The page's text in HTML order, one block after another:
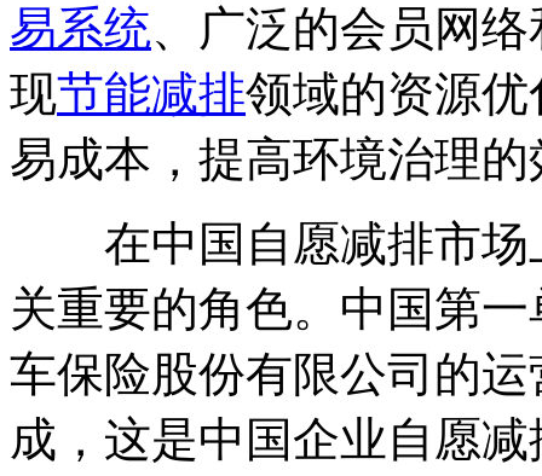
易系统、广泛的会员网
现节能减排领域的资源
易成本，提高环境治理的
在中国自愿减排市场
关重要的角色。中国第
车保险股份有限公司的运
成，这是中国企业自愿